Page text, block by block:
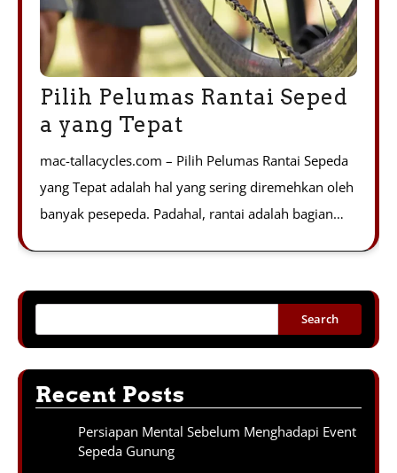
Pilih Pelumas Rantai Seped
a yang Tepat
mac-tallacycles.com – Pilih Pelumas Rantai Sepeda
yang Tepat adalah hal yang sering diremehkan oleh
banyak pesepeda. Padahal, rantai adalah bagian…
Search
Recent Posts
Persiapan Mental Sebelum Menghadapi Event
Sepeda Gunung